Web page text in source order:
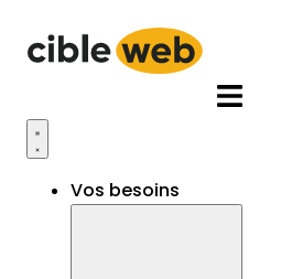
contenu
Vos besoins